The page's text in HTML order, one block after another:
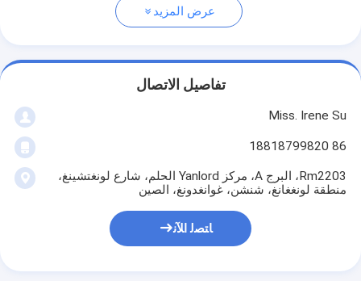
عرض المزيد
تفاصيل الاتصال
Miss. Irene Su
86 18818799820
Rm2203، البرج A، مركز Yanlord الحلم، شارع لونغتشينغ،
منطقة لونغغانغ، شنشن، غوانغدونغ، الصين
ﺎﺘﺼﻟ ﺍﻶﻧ